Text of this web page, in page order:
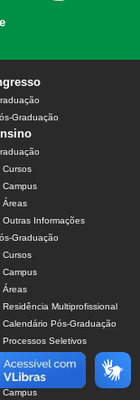
Graduação
Cursos
Campus
Áreas
Outras Informações
Graduação
Cursos
Campus
Áreas
Residência Multiprofissional
Calendário Pós-Graduação
Processos Seletivos
Pós-Graduação
Campus